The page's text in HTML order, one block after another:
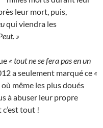
leur mort, puis,
qui viendra les
»
« tout ne se fera pas en un
a seulement marqué ce «
où même les plus doués
à abuser leur propre
tout !